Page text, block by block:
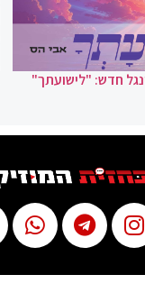
חדש: "לישועתך"